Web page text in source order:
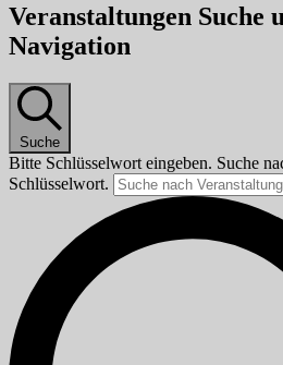
Veranstaltungen
für
Veranstaltungen Suche
Navigation
Suche
Bitte Schlüsselwort eingeben. Suche
Schlüsselwort.